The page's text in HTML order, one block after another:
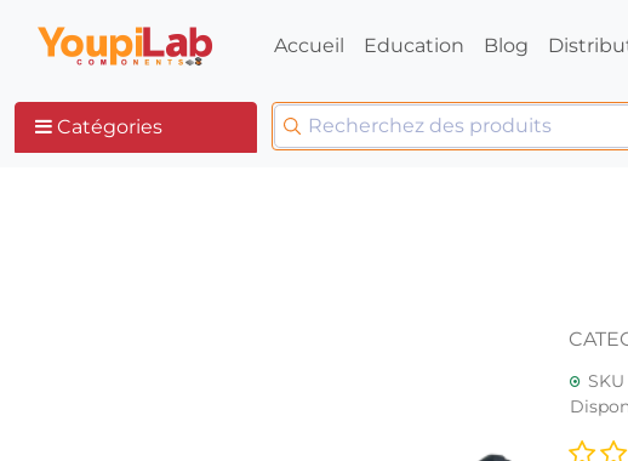
Accueil Education Blog
Catégories